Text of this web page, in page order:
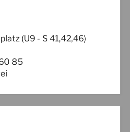
(U9 - S 41,42,46)
85